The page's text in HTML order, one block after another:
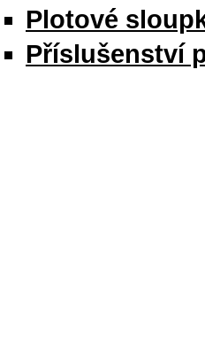
Plotové
Příslušenství